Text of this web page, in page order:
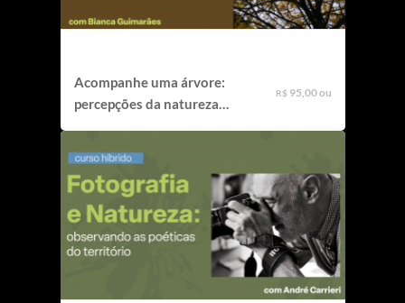
Acompanhe uma árvore:
percepções da natureza
R$ 95,00 ou